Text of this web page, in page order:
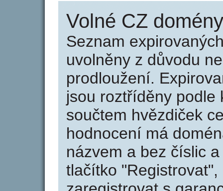
Volné CZ
Seznam
uvolněny z důvodu
prodloužení.
jsou roztříděny podle
součtem hvězdiček
hodnocení má
názvem a bez číslic
tlačítko